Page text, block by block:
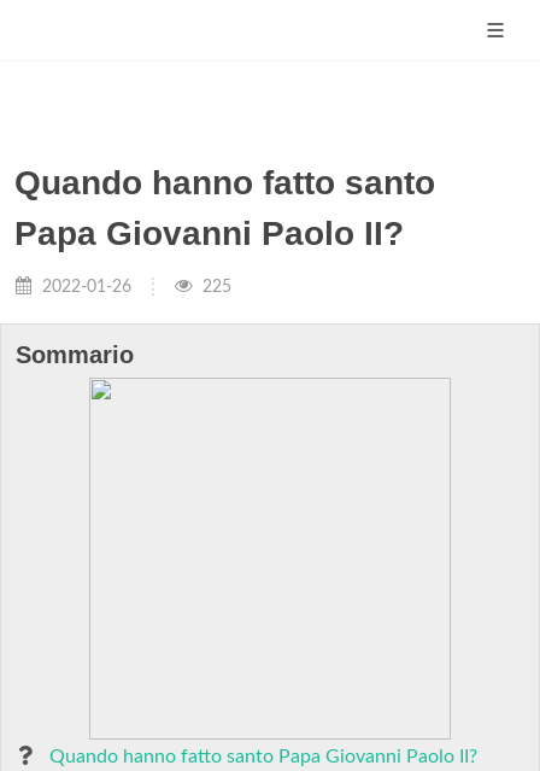
Quando hanno fatto santo
Papa Giovanni Paolo II?
2022-01-26 225
Sommario
Quando hanno fatto santo Papa Giovanni Paolo II?